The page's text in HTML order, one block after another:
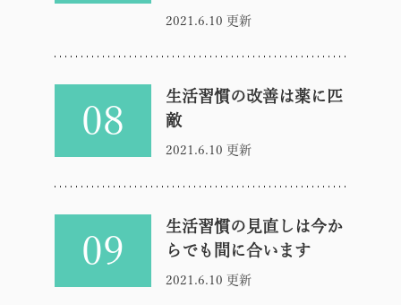
2021.6.10 更新
08
生活習慣の改善は薬に匹
敵
2021.6.10 更新
09
生活習慣の見直しは今か
らでも間に合います
2021.6.10 更新